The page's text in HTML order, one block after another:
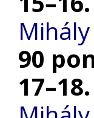
90
17–18.